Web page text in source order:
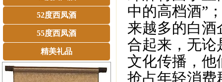
52度西凤酒
55度西凤酒
精美礼品
中的高档酒”
来越多的白
合起来，无论
文化传播，他
抢占年轻消费